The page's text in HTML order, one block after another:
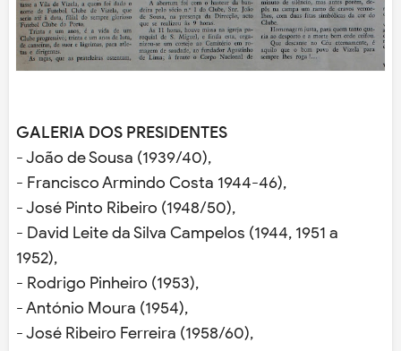
GALERIA DOS PRESIDENTES
- João de Sousa (1939/40),
- Francisco Armindo Costa 1944-46),
- José Pinto Ribeiro (1948/50),
- David Leite da Silva Campelos (1944, 1951 a
1952),
- Rodrigo Pinheiro (1953),
- António Moura (1954),
- José Ribeiro Ferreira (1958/60),